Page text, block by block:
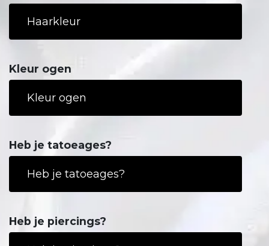
Kleur ogen
Heb je tatoeages?
Heb je piercings?